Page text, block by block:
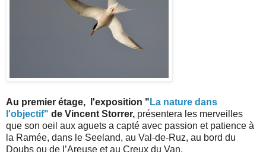
Au premier étage, l'exposition " La nature dans
l'objectif" de Vincent Storrer, présentera les merveilles
que son oeil aux aguets a capté avec passion et patience à
la Ramée, dans le Seeland, au Val-de-Ruz, au bord du
Doubs ou de l’Areuse et au Creux du Van.